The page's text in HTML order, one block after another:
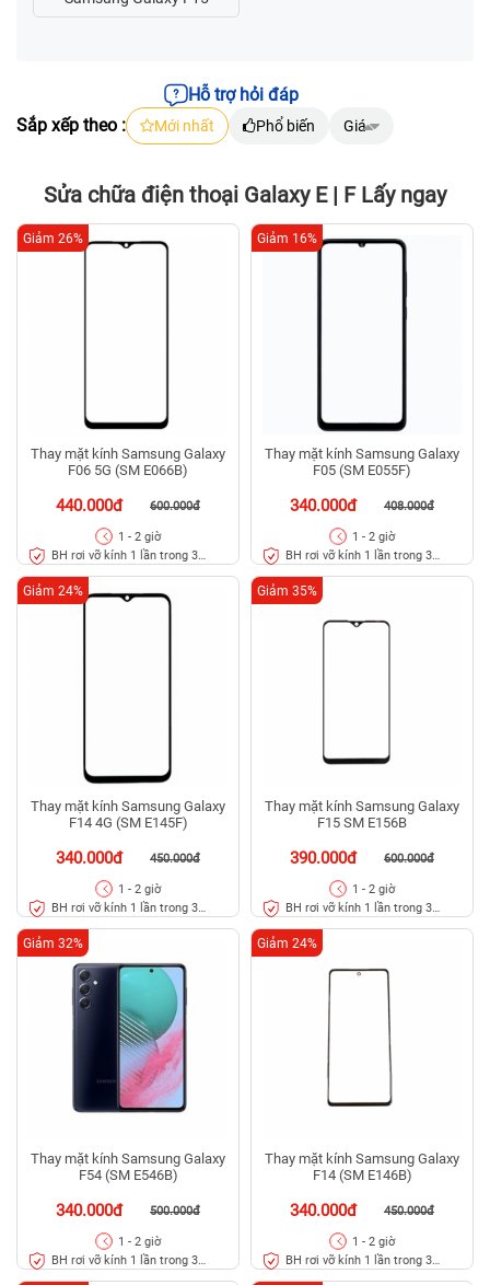
Hỗ trợ hỏi đáp
Sắp xếp theo :
Mới nhất Phổ biến Giá
Sửa chữa điện thoại Galaxy E | F Lấy ngay
Thay mặt kính Samsung Galaxy
F06 5G (SM E066B)
440.000đ 600.000đ
Giảm 26%
1 - 2 giờ
BH rơi vỡ kính 1 lần trong 3
Thay mặt kính Samsung Galaxy
F05 (SM E055F)
340.000đ 408.000đ
Giảm 16%
1 - 2 giờ
BH rơi vỡ kính 1 lần trong 3
Thay mặt kính Samsung Galaxy
F14 4G (SM E145F)
340.000đ 450.000đ
Giảm 24%
1 - 2 giờ
BH rơi vỡ kính 1 lần trong 3
Thay mặt kính Samsung Galaxy
F15 SM E156B
390.000đ 600.000đ
Giảm 35%
1 - 2 giờ
BH rơi vỡ kính 1 lần trong 3
Thay mặt kính Samsung Galaxy
F54 (SM E546B)
340.000đ 500.000đ
Giảm 32%
1 - 2 giờ
BH rơi vỡ kính 1 lần trong 3
Thay mặt kính Samsung Galaxy
F14 (SM E146B)
340.000đ 450.000đ
Giảm 24%
1 - 2 giờ
BH rơi vỡ kính 1 lần trong 3